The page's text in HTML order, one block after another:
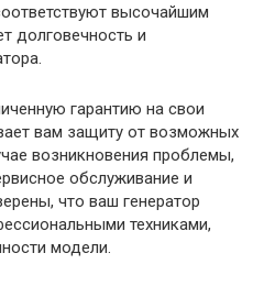
высочайшим
долговечность и
гарантию на свои
вам защиту от возможных
возникновения проблемы,
обслуживание и
что ваш генератор
техниками,
модели.